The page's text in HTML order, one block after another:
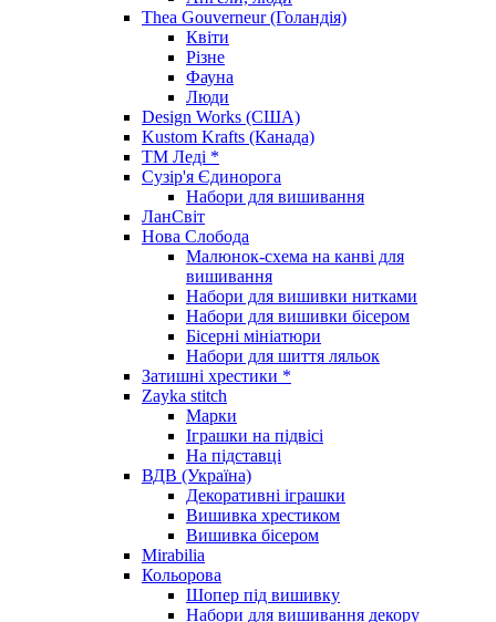
Thea Gouverneur (Голандія)
Квіти
Різне
Фауна
Люди
Design Works (США)
Kustom Krafts (Канада)
ТМ Леді *
Сузір'я Єдинорога
Набори для вишивання
ЛанСвіт
Нова Слобода
Малюнок-схема на канві для
вишивання
Набори для вишивки нитками
Набори для вишивки бісером
Бісерні мініатюри
Набори для шиття ляльок
Затишні хрестики *
Zayka stitch
Марки
Іграшки на підвісі
На підставці
ВДВ (Україна)
Декоративні іграшки
Вишивка хрестиком
Вишивка бісером
Mirabilia
Кольорова
Шопер під вишивку
Набори для вишивання декору